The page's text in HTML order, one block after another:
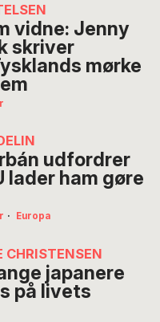
vidne: Jenny
skriver
mørke
udfordrer
lader ham gøre
· Europa
CHRISTENSEN
japanere
på livets